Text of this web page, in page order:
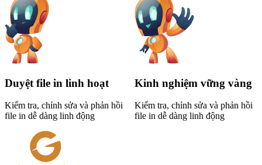
Duyệt file in linh hoạt
Kiểm tra, chỉnh sửa và phản hồi
file in dễ dàng linh động
Kinh nghiệm vững vàng
Kiểm tra, chỉnh sửa và phản hồi
file in dễ dàng linh động